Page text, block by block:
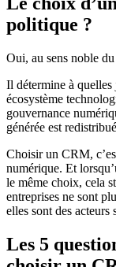
politique ?
Oui, au sens noble
Il détermine à quelles
écosystème
gouvernance
générée est
Choisir un CRM,
numérique. Et
le même choix, cela
entreprises ne sont
elles sont des acteurs
Les 5